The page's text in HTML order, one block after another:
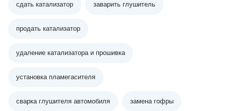
сдать катализатор заварить глушитель
продать катализатор
удаление катализатора и прошивка
установка пламегасителя
сварка глушителя автомобиля замена гофры